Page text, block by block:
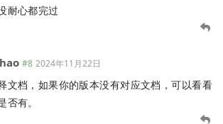
耐心都完过
#8 2024年11月22日
文档，如果你的版本没有对应文档，可以看看
否有。